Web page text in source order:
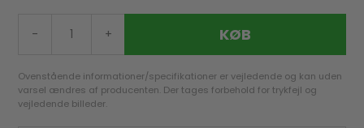
- + KØB
Ovenstående informationer/specifikationer er vejledende og kan uden
varsel ændres af producenten. Der tages forbehold for trykfejl og
vejledende billeder.